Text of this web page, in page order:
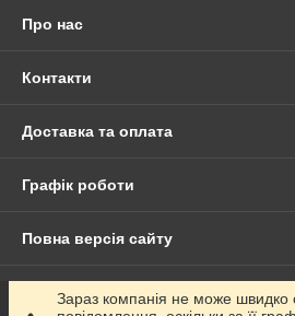
Про нас
Контакти
Доставка та оплата
Графік роботи
Повна версія сайту
Сайт створено на маркетплейсі
Зараз компанія не може швидко